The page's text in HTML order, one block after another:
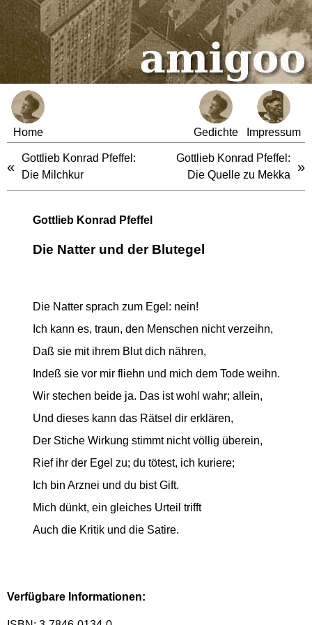
Home Gedichte Impressum
«
Gottlieb Konrad Pfeffel:
Die Milchkur
Gottlieb Konrad Pfeffel:
Die Quelle zu Mekka
»
Gottlieb Konrad Pfeffel
Die Natter und der Blutegel
Die Natter sprach zum Egel: nein!
Ich kann es, traun, den Menschen nicht verzeihn,
Daß sie mit ihrem Blut dich nähren,
Indeß sie vor mir fliehn und mich dem Tode weihn.
Wir stechen beide ja. Das ist wohl wahr; allein,
Und dieses kann das Rätsel dir erklären,
Der Stiche Wirkung stimmt nicht völlig überein,
Rief ihr der Egel zu; du tötest, ich kuriere;
Ich bin Arznei und du bist Gift.
Mich dünkt, ein gleiches Urteil trifft
Auch die Kritik und die Satire.
Verfügbare Informationen: